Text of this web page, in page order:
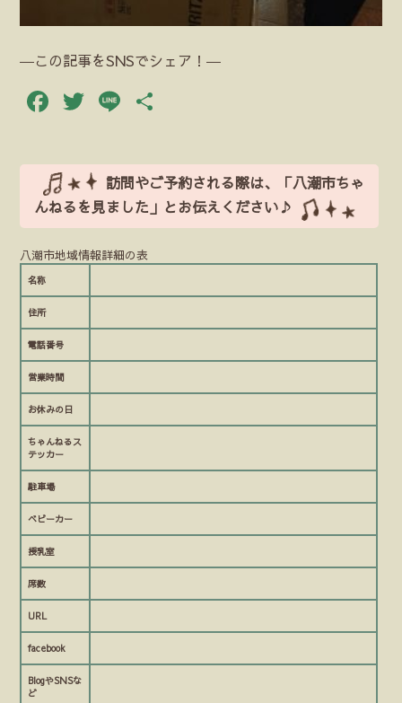
―この記事をSNSでシェア！―
Facebook
Twitter
Line
訪問やご予約される際は、「八潮市ちゃ
んねるを見ました」とお伝えください♪
八潮市地域情報詳細の表
名称
住所
電話番号
営業時間
お休みの日
ちゃんねるス
テッカー
駐車場
ベビーカー
授乳室
席数
URL
facebook
BlogやSNSな
ど